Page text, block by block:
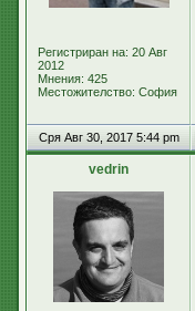
Регистриран на: 20 Авг
2012
Мнения: 425
Местожителство: София
Сря Авг 30, 2017 5:44 pm
vedrin